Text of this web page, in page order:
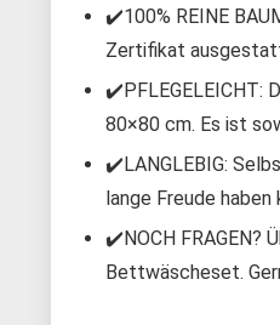
✔️100% REINE
Zertifikat
✔️PFLEGELEICHT:
80×80 cm. Es ist
✔️LANGLEBIG:
lange Freude haben
✔️NOCH FRAGEN?
Bettwäscheset.